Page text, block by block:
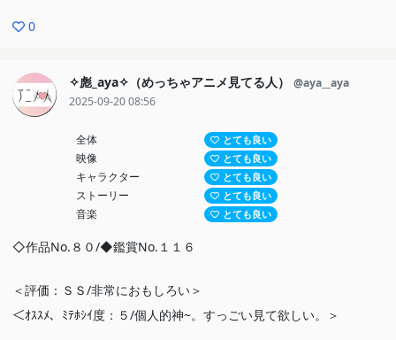
をつなぐ、「二度目の初恋」が始まる。
0
✧彪_aya✧（めっちゃアニメ見てる人）
@aya__aya
2025-09-20 08:56
全体 とても良い
映像 とても良い
キャラクター とても良い
ストーリー とても良い
音楽 とても良い
◇作品No.８０/◆鑑賞No.１１６
＜評価：ＳＳ/非常におもしろい＞
＜ｵｽｽﾒ、ﾐﾃﾎｼｲ度：５/個人的神~。すっごい見て欲しい。＞